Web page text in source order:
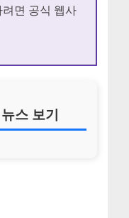
면 공식 웹사
스 보기